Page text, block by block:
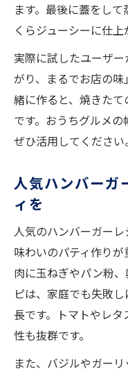
ます。最後に蓋をし
くらジューシーに仕上
実際に試したユーザ
がり、まるでお店の
緒に作ると、焼きた
です。おうちグルメ
ぜひ活用してください。
人気ハンバーガ
ィを
人気のハンバーガー
味わいのパティ作り
肉に玉ねぎやパン粉
ピは、家庭でも失敗
長です。トマトやレ
性も抜群です。
また、バジルやガー